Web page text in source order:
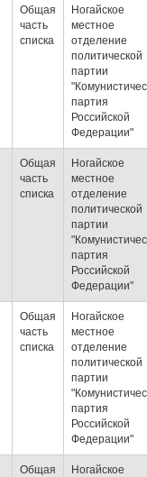
Общая
часть
списка
Ногайское
местное
отделение
политической
партии
партия
Российской
Федерации"
Общая
часть
списка
Ногайское
местное
отделение
политической
партии
партия
Российской
Федерации"
Общая
часть
списка
Ногайское
местное
отделение
политической
партии
партия
Российской
Федерации"
Общая
Ногайское